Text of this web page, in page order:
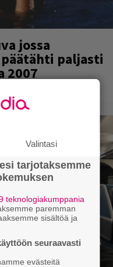
jossa
paljasti
2007
Valintasi
tarjotaksemme
teknologiakumppania
paremman
sisältöä ja
seuraavasti
evästeitä